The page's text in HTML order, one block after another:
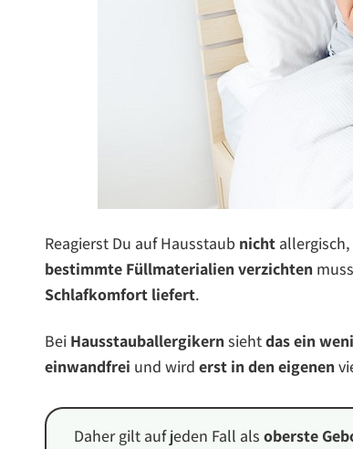
Reagierst Du auf Hausstaub nicht
bestimmte Füllmaterialien verzichten
Schlafkomfort liefert.
Bei Hausstauballergikern siehtdas ein
einwandfrei und wird erst in den eigenen
Daher gilt auf jeden Fall als oberste